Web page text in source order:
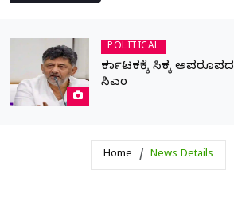
POLITICAL
ಕರ್ನಾಟಕಕ್ಕೆ ಸಿಕ್ಕ ಅಪರೂಪದ
ಸಿಎಂ
Home News Details